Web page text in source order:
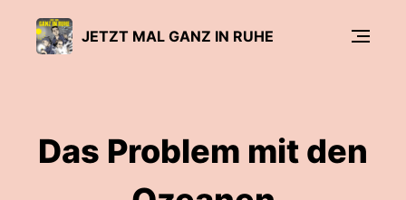
JETZT MAL GANZ IN RUHE
Das Problem mit den